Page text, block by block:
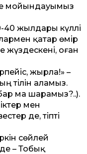
мойындауымыз
40 жылдары күллі
қатар өмір
оған
жырла!» –
тілін аламыз.
ма шарамыз?..).
мен
де, тіпті
сөйлей
– Тобық